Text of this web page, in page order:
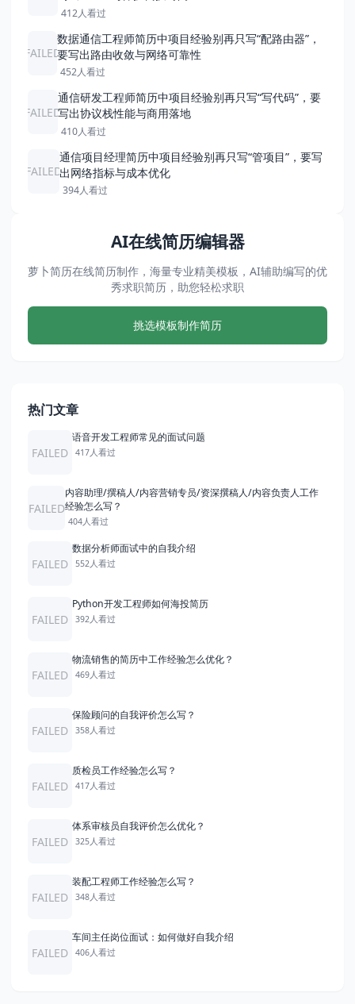
412人看过
FAILED
数据通信工程师简历中项目经验别再只写“配路由器”，
要写出路由收敛与网络可靠性
452人看过
FAILED
通信研发工程师简历中项目经验别再只写“写代码”，要
写出协议栈性能与商用落地
410人看过
FAILED
通信项目经理简历中项目经验别再只写“管项目”，要写
出网络指标与成本优化
394人看过
AI在线简历编辑器
萝卜简历在线简历制作，海量专业精美模板，AI辅助编写的优
秀求职简历，助您轻松求职
挑选模板制作简历
热门文章
FAILED
语音开发工程师常见的面试问题
417人看过
FAILED
内容助理/撰稿人/内容营销专员/资深撰稿人/内容负责人工作
经验怎么写？
404人看过
FAILED
数据分析师面试中的自我介绍
552人看过
FAILED
Python开发工程师如何海投简历
392人看过
FAILED
物流销售的简历中工作经验怎么优化？
469人看过
FAILED
保险顾问的自我评价怎么写？
358人看过
FAILED
质检员工作经验怎么写？
417人看过
FAILED
体系审核员自我评价怎么优化？
325人看过
FAILED
装配工程师工作经验怎么写？
348人看过
FAILED
车间主任岗位面试：如何做好自我介绍
406人看过